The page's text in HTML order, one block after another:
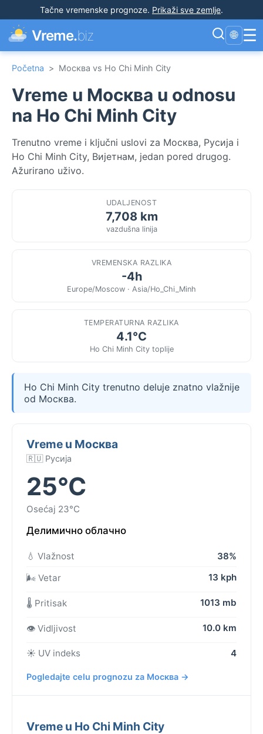
Tačne vremenske prognoze. Prikaži sve zemlje.
Vreme.biz 🌐 ☰
Početna > Москва vs Ho Chi Minh City
Vreme u Москва u odnosu
na Ho Chi Minh City
Trenutno vreme i ključni uslovi za Москва, Русија i
Ho Chi Minh City, Вијетнам, jedan pored drugog.
Ažurirano uživo.
UDALJENOST
7,708 km
vazdušna linija
VREMENSKA RAZLIKA
-4h
Europe/Moscow · Asia/Ho_Chi_Minh
TEMPERATURNA RAZLIKA
4.1°C
Ho Chi Minh City toplije
Ho Chi Minh City trenutno deluje znatno vlažnije
od Москва.
Vreme u Москва
🇷🇺 Русија
25°C
Osećaj 23°C
Делимично облачно
💧 Vlažnost
38%
🌬️ Vetar
13 kph
🌡️ Pritisak 1013 mb
👁️ Vidljivost 10.0 km
☀️ UV indeks 4
Pogledajte celu prognozu za Москва →
Vreme u Ho Chi Minh City